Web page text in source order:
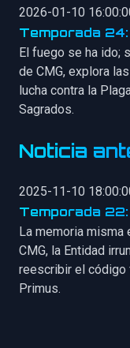
2026-01-10
Temporada
El fuego se ha ido;
de CMG, explora
lucha contra la
Sagrados.
Noticia
2025-11-10
Temporada
La memoria misma
CMG, la Entidad
reescribir el código
Primus.